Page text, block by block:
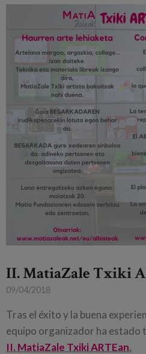
II. MatiaZale Txiki
09/04/2018
Tras el éxito y la buena
equipo organizador ha estado
II. MatiaZale Txiki ARTEan.